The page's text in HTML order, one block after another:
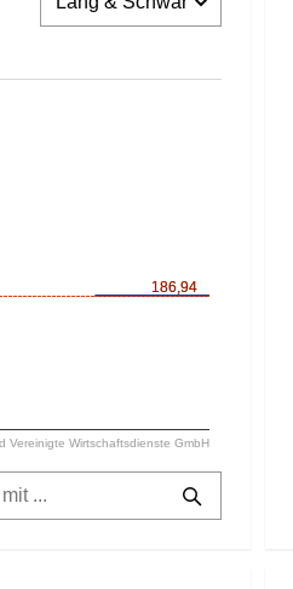
186,94
186,94
Vereinigte Wirtschaftsdienste GmbH